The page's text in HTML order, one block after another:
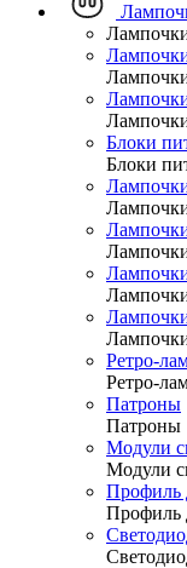
Блоки
Блоки
Ретро-
Ретро-
Патроны
Патроны
Модули
Модули
Профиль
Профиль